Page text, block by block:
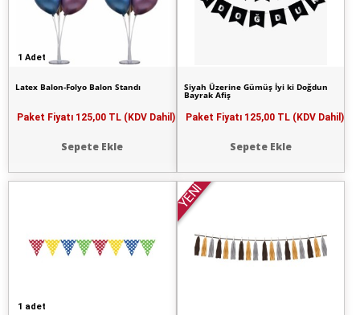
1 Adet
Latex Balon-Folyo Balon Standı
Paket Fiyatı 125,00 TL (KDV Dahil)
Sepete Ekle
Siyah Üzerine Gümüş İyi ki Doğdun
Bayrak Afiş
Paket Fiyatı 125,00 TL (KDV Dahil)
Sepete Ekle
1 adet
YENİ